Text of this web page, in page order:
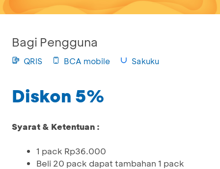
Bagi Pengguna
QRIS BCA mobile Sakuku
Diskon 5%
Syarat & Ketentuan :
1 pack Rp36.000
Beli 20 pack dapat tambahan 1 pack